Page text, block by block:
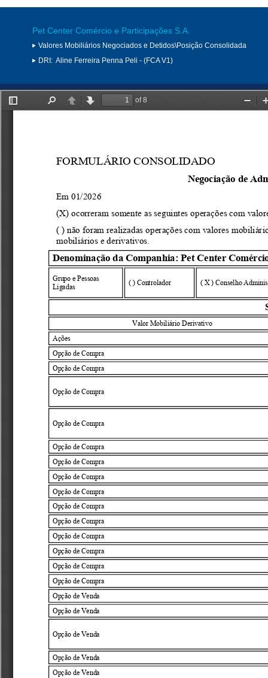
Pet Center Comércio e Participações S.A.
Valores Mobiliários Negociados e Detidos\Posição Consolidada
DRI: Aline Ferreira Penna Peli - (FCA V1)